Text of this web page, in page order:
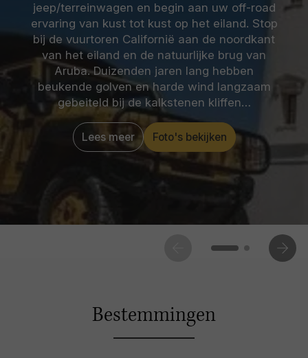
jeep/terreinwagen en begin aan uw off-road
ervaring van kust tot kust op het eiland. Stop
bij de vuurtoren Californië aan de noordkant
van het eiland en de natuurlijke brug van
Aruba. Duizenden jaren lang hebben
beukende golven en harde wind langzaam
gebeiteld bij de kalkstenen kliffen…
Lees meer Foto's bekijken
Bestemmingen